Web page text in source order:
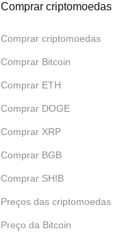
Comprar criptomoedas
Comprar criptomoedas
Comprar Bitcoin
Comprar ETH
Comprar DOGE
Comprar XRP
Comprar BGB
Comprar SHIB
Preços das criptomoedas
Preço da Bitcoin